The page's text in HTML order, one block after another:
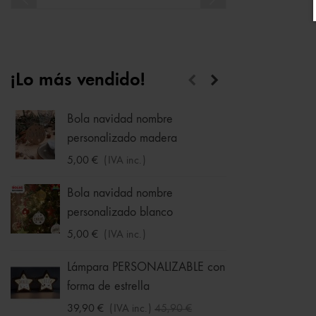
¡Lo más vendido!
Bola navidad nombre
personalizado madera
5,00 € (IVA inc.)
Bola navidad nombre
personalizado blanco
5,00 € (IVA inc.)
Lámpara PERSONALIZABLE con
forma de estrella
39,90 € (IVA inc.)
45,90 €